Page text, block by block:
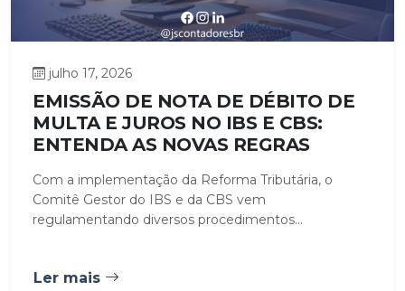
julho 17, 2026
EMISSÃO DE NOTA DE DÉBITO DE
MULTA E JUROS NO IBS E CBS:
ENTENDA AS NOVAS REGRAS
Com a implementação da Reforma Tributária, o
Comitê Gestor do IBS e da CBS vem
regulamentando diversos procedimentos...
Ler mais